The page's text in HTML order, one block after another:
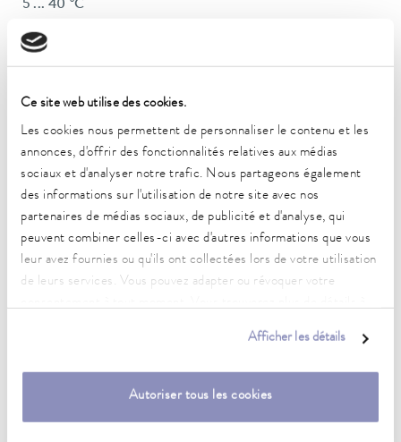
Ce site web utilise des cookies.
Les cookies nous permettent de personnaliser le contenu et les
annonces, d'offrir des fonctionnalités relatives aux médias
sociaux et d'analyser notre trafic. Nous partageons également
des informations sur l'utilisation de notre site avec nos
partenaires de médias sociaux, de publicité et d'analyse, qui
peuvent combiner celles-ci avec d'autres informations que vous
leur avez fournies ou qu'ils ont collectées lors de votre utilisation
de leurs services. Vous pouvez adapter ou révoquer votre
Afficher les détails
Autoriser tous les cookies
5 ... 40 °C
Constance de la température
0.02 ± K
Puissance de chauffe max.
1.8 kW
Puissance absorbée max.
2.1 kW
Consommation de courant
10 A
Pression de refoulement max.
Volume du bain min./max.